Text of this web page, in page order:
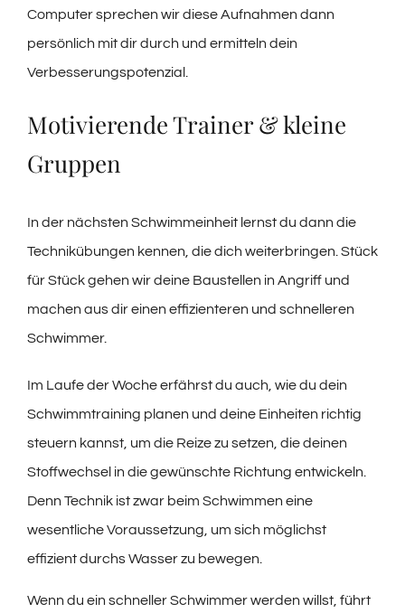
Computer sprechen wir diese Aufnahmen dann
persönlich mit dir durch und ermitteln dein
Verbesserungspotenzial.
Motivierende Trainer & kleine
Gruppen
In der nächsten Schwimmeinheit lernst du dann die
Technikübungen kennen, die dich weiterbringen. Stück
für Stück gehen wir deine Baustellen in Angriff und
machen aus dir einen effizienteren und schnelleren
Schwimmer.
Im Laufe der Woche erfährst du auch, wie du dein
Schwimmtraining planen und deine Einheiten richtig
steuern kannst, um die Reize zu setzen, die deinen
Stoffwechsel in die gewünschte Richtung entwickeln.
Denn Technik ist zwar beim Schwimmen eine
wesentliche Voraussetzung, um sich möglichst
effizient durchs Wasser zu bewegen.
Wenn du ein schneller Schwimmer werden willst, führt